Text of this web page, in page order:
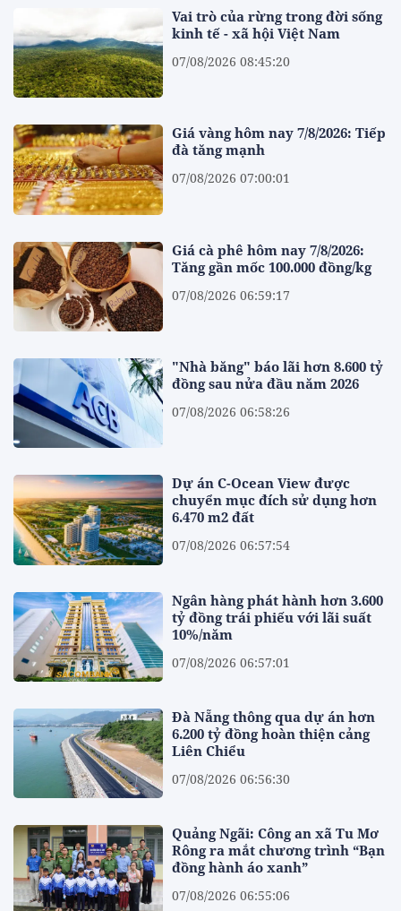
Vai trò của rừng trong đời sống
kinh tế - xã hội Việt Nam
07/08/2026 08:45:20
Giá vàng hôm nay 7/8/2026: Tiếp
đà tăng mạnh
07/08/2026 07:00:01
Giá cà phê hôm nay 7/8/2026:
Tăng gần mốc 100.000 đồng/kg
07/08/2026 06:59:17
"Nhà băng" báo lãi hơn 8.600 tỷ
đồng sau nửa đầu năm 2026
07/08/2026 06:58:26
Dự án C-Ocean View được
chuyển mục đích sử dụng hơn
6.470 m2 đất
07/08/2026 06:57:54
Ngân hàng phát hành hơn 3.600
tỷ đồng trái phiếu với lãi suất
10%/năm
07/08/2026 06:57:01
Đà Nẵng thông qua dự án hơn
6.200 tỷ đồng hoàn thiện cảng
Liên Chiểu
07/08/2026 06:56:30
Quảng Ngãi: Công an xã Tu Mơ
Rông ra mắt chương trình “Bạn
đồng hành áo xanh”
07/08/2026 06:55:06